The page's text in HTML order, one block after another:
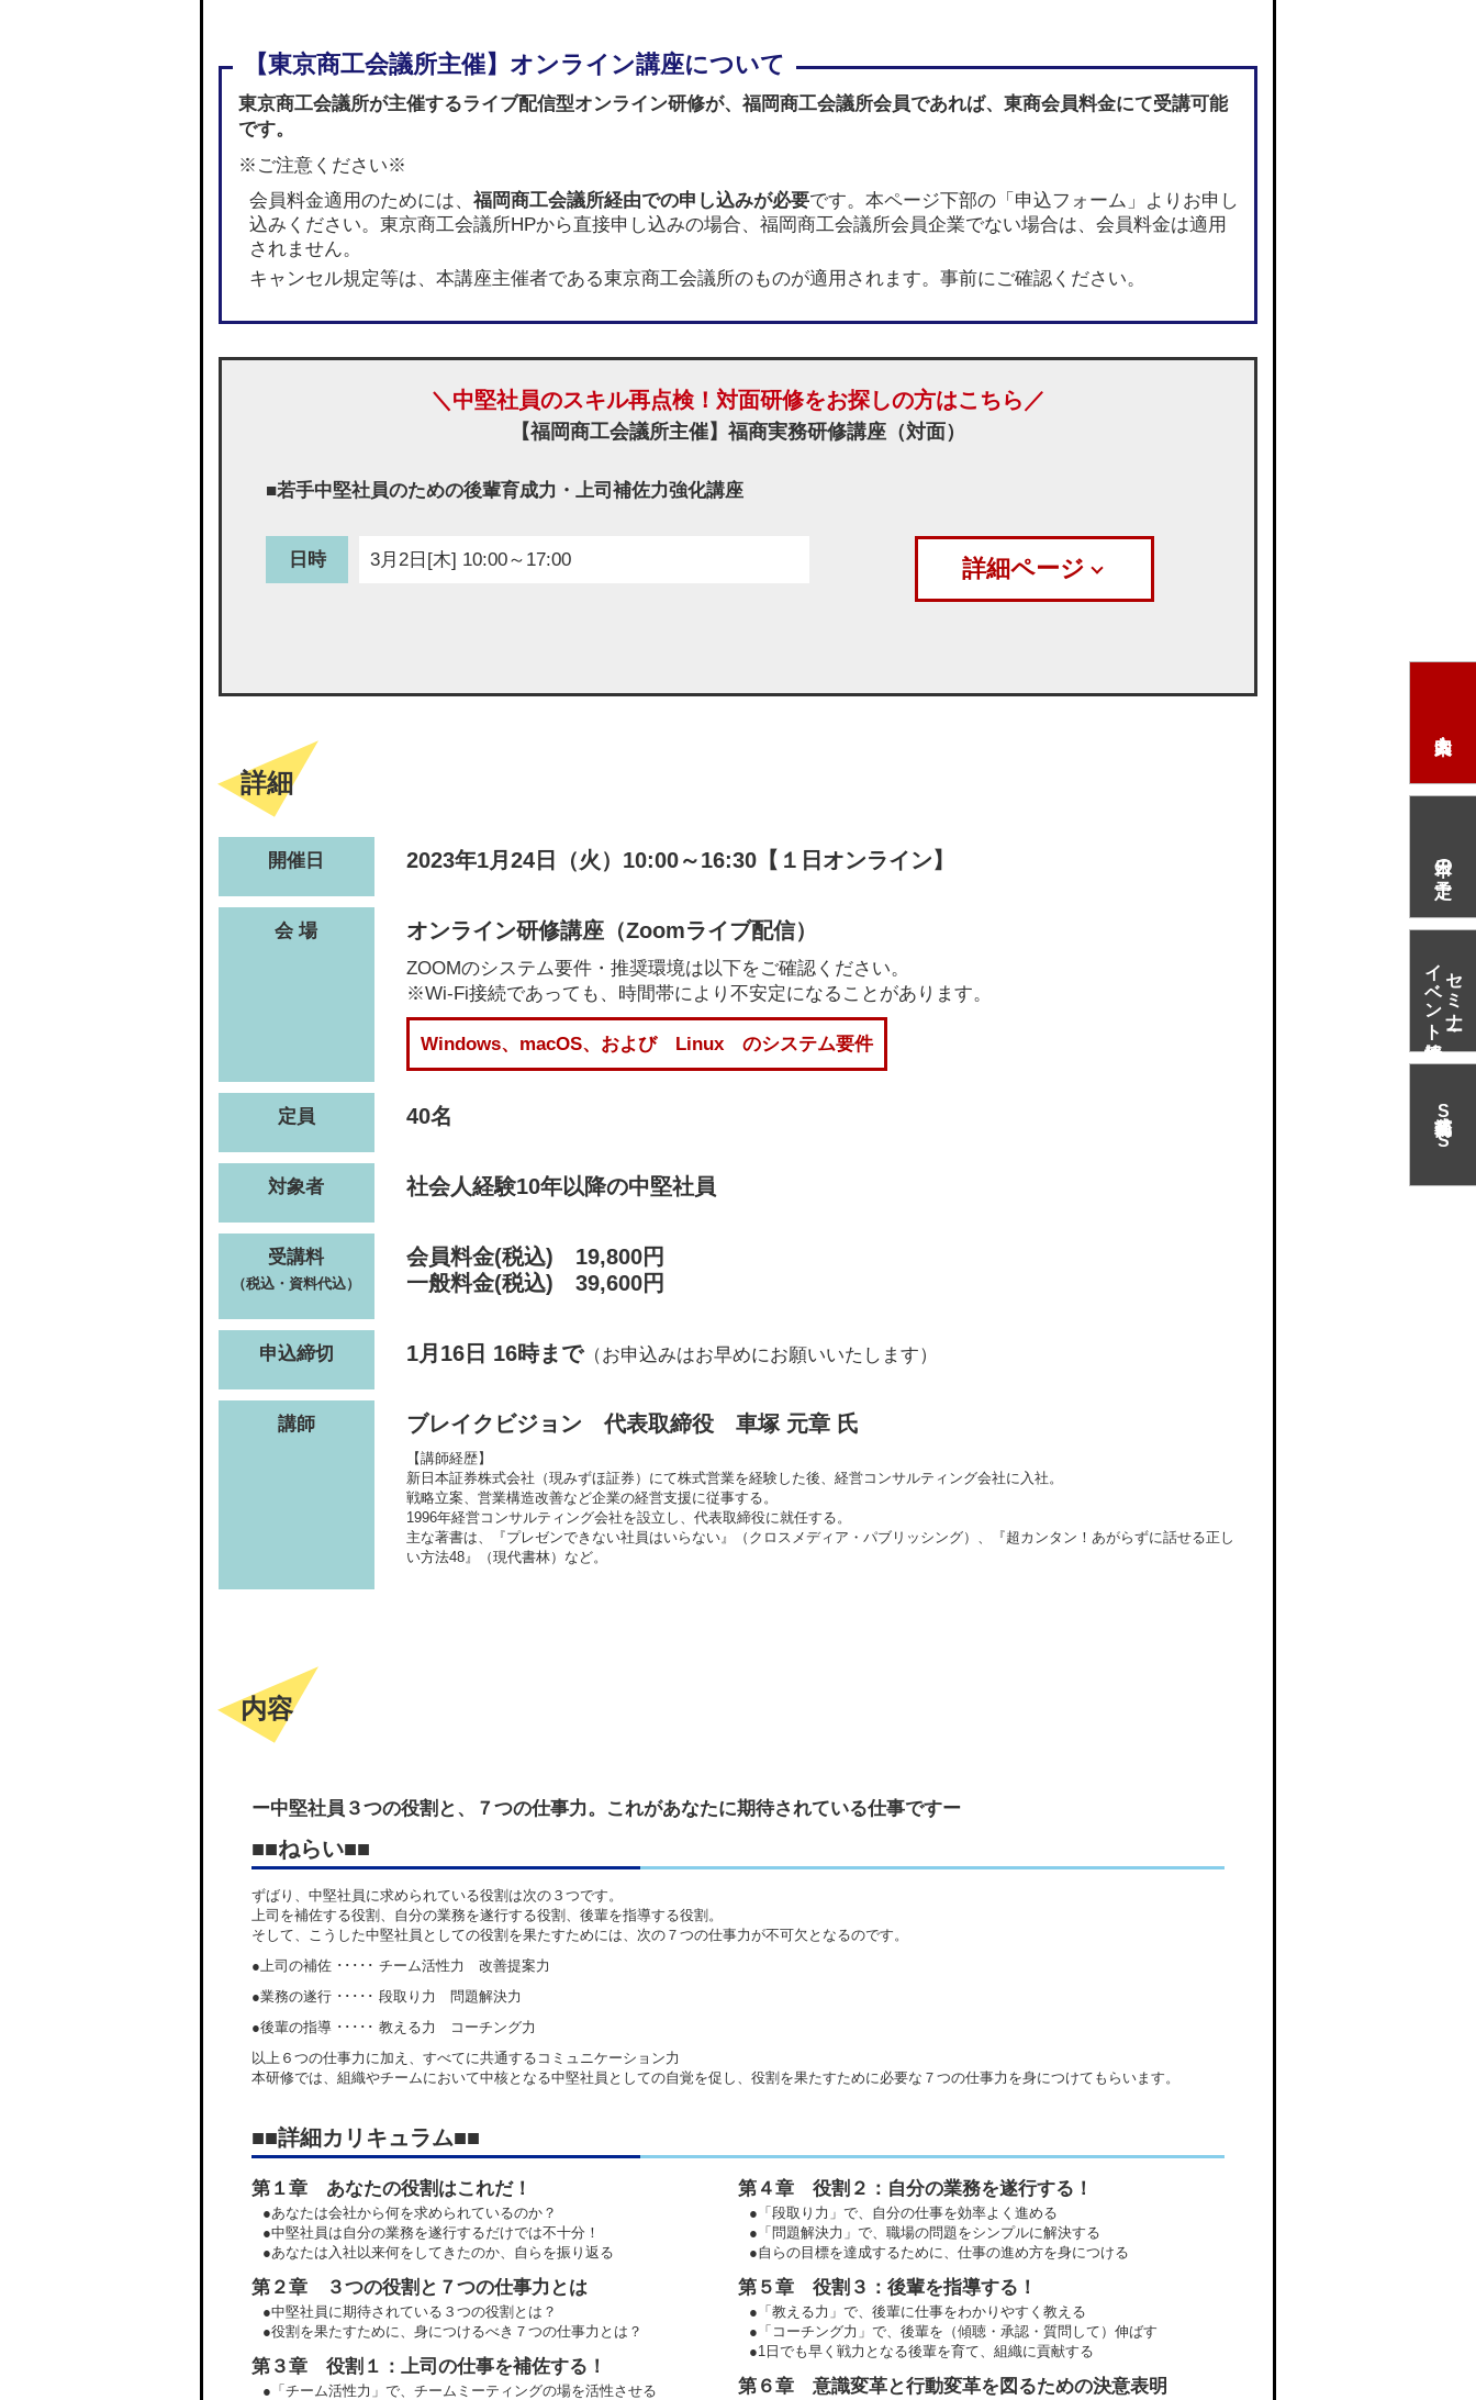
本日の予定
セミナー・
イベント情報
S
N
S
東京商工会議所が主催するライブ配信型オンライン研修が、 福岡商工会議所会員であれば、東商会員料金にて受講可能
です。
※ご注意ください※
会員料金適用のためには、 福岡商工会議所経由での申し込みが必要です。本ページ下部の「申込フォーム」よりお申し
込みください。東京商工会議所HPから直接申し込みの場合、福岡商工会議所会員企業でない場合は、会員料金は適用
されません。
キャンセル規定等は、本講座主催者である東京商工会議所のものが適用されます。事前にご確認ください。
＼中堅社員のスキル再点検！対面研修をお探しの方はこちら／
【福岡商工会議所主催】福商実務研修講座（対面）
■若手中堅社員のための後輩育成力・上司補佐力強化講座
日時 3月2日[木] 10:00～17:00 詳細ページ
詳細
開催日 2023年1月24日（火）10:00～16:30【１日オンライン】
会 場 オンライン研修講座（Zoomライブ配信）
ZOOMのシステム要件・推奨環境は以下をご確認ください。
※Wi-Fi接続であっても、時間帯により不安定になることがあります。
Windows、macOS、および Linux のシステム要件
定員 40名
対象者 社会人経験10年以降の中堅社員
受講料
（税込・資料代込）
会員料金(税込) 19,800円
一般料金(税込) 39,600円
申込締切 1月16日 16時まで（お申込みはお早めにお願いいたします）
講師 ブレイクビジョン 代表取締役 車塚 元章 氏
【講師経歴】
新日本証券株式会社（現みずほ証券）にて株式営業を経験した後、経営コンサルティング会社に入社。
戦略立案、営業構造改善など企業の経営支援に従事する。
1996年経営コンサルティング会社を設立し、代表取締役に就任する。
主な著書は、『プレゼンできない社員はいらない』（クロスメディア・パブリッシング）、『超カンタン！あがらずに話せる正し
い方法48』（現代書林）など。
内容
ー中堅社員３つの役割と、７つの仕事力。これがあなたに期待されている仕事ですー
■■ねらい■■
ずばり、中堅社員に求められている役割は次の３つです。
上司を補佐する役割、自分の業務を遂行する役割、後輩を指導する役割。
そして、こうした中堅社員としての役割を果たすためには、次の７つの仕事力が不可欠となるのです。
●上司の補佐 ･････ チーム活性力 改善提案力
●業務の遂行 ･････ 段取り力 問題解決力
●後輩の指導 ･････ 教える力 コーチング力
以上６つの仕事力に加え、すべてに共通するコミュニケーション力
本研修では、組織やチームにおいて中核となる中堅社員としての自覚を促し、役割を果たすために必要な７つの仕事力を身につけてもらいます。
■■詳細カリキュラム■■
第１章 あなたの役割はこれだ！
●あなたは会社から何を求められているのか？
●中堅社員は自分の業務を遂行するだけでは不十分！
●あなたは入社以来何をしてきたのか、自らを振り返る
第２章 ３つの役割と７つの仕事力とは
●中堅社員に期待されている３つの役割とは？
●役割を果たすために、身につけるべき７つの仕事力とは？
第３章 役割１：上司の仕事を補佐する！
●「チーム活性力」で、チームミーティングの場を活性させる
第４章 役割２：自分の業務を遂行する！
●「段取り力」で、自分の仕事を効率よく進める
●「問題解決力」で、職場の問題をシンプルに解決する
●自らの目標を達成するために、仕事の進め方を身につける
第５章 役割３：後輩を指導する！
●「教える力」で、後輩に仕事をわかりやすく教える
●「コーチング力」で、後輩を（傾聴・承認・質問して）伸ばす
●1日でも早く戦力となる後輩を育て、組織に貢献する
第６章 意識変革と行動変革を図るための決意表明